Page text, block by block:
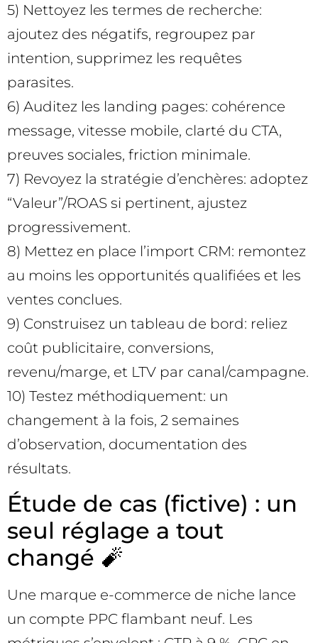
5) Nettoyez les termes de recherche:
ajoutez des négatifs, regroupez par
intention, supprimez les requêtes
parasites.
6) Auditez les landing pages: cohérence
message, vitesse mobile, clarté du CTA,
preuves sociales, friction minimale.
7) Revoyez la stratégie d’enchères: adoptez
“Valeur”/ROAS si pertinent, ajustez
progressivement.
8) Mettez en place l’import CRM: remontez
au moins les opportunités qualifiées et les
ventes conclues.
9) Construisez un tableau de bord: reliez
coût publicitaire, conversions,
revenu/marge, et LTV par canal/campagne.
10) Testez méthodiquement: un
changement à la fois, 2 semaines
d’observation, documentation des
résultats.
Étude de cas (fictive) : un
seul réglage a tout
changé 🧨
Une marque e-commerce de niche lance
un compte PPC flambant neuf. Les